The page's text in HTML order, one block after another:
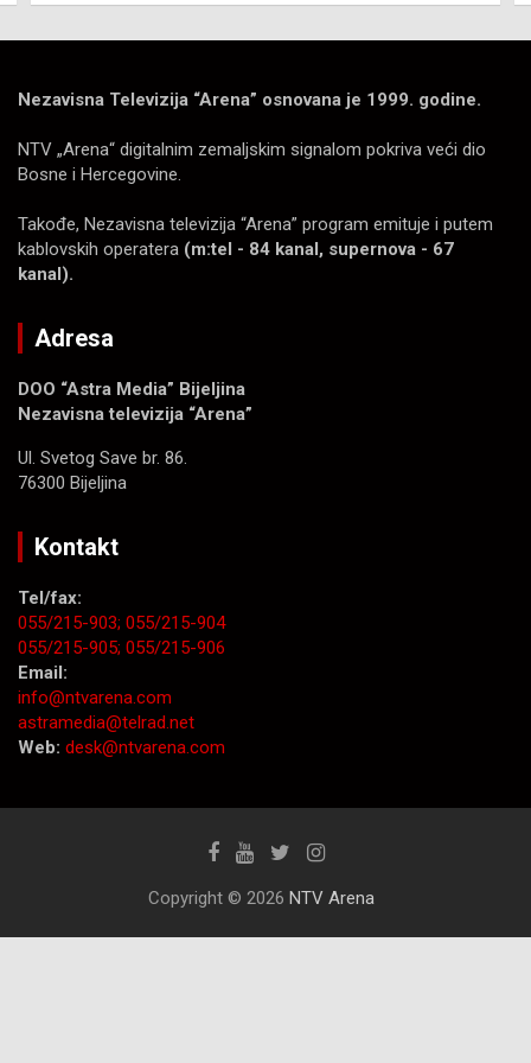
Nezavisna Televizija “Arena” osnovana je 1999. godine.
NTV „Arena“ digitalnim zemaljskim signalom pokriva veći dio
Bosne i Hercegovine.
Takođe, Nezavisna televizija “Arena” program emituje i putem
kablovskih operatera (m:tel - 84 kanal, supernova - 67
kanal).
Adresa
DOO “Astra Media” Bijeljina
Nezavisna televizija “Arena”
Ul. Svetog Save br. 86.
76300 Bijeljina
Kontakt
Tel/fax:
055/215-903; 055/215-904
055/215-905; 055/215-906
Email:
info@ntvarena.com
astramedia@telrad.net
Web: desk@ntvarena.com
Copyright © 2026 NTV Arena